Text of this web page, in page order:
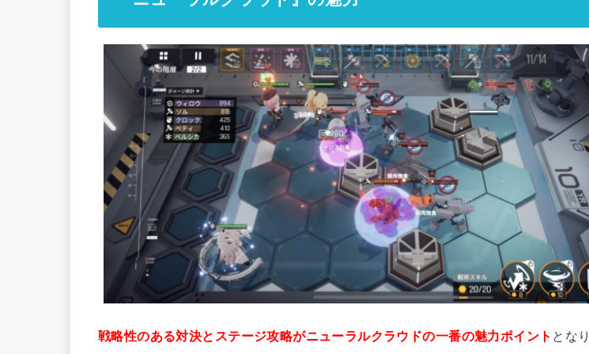
戦略性のある対決とステージ攻略がニューラルクラウドの一番の魅力ポイント とな